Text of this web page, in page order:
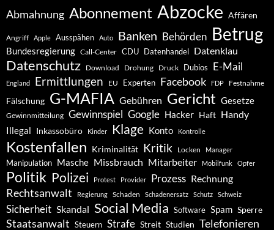
Abmahnung Abonnement Abzocke Affären
Angriff Apple Ausspähen Auto Banken Behörden Betrug
Bundesregierung Call-Center CDU Datenhandel Datenklau
Datenschutz Download Drohung Druck Dubios E-Mail
England Ermittlungen EU Experten Facebook FDP Festnahme
Fälschung G-MAFIA Gebühren Gericht Gesetze
Gewinnmitteilung Gewinnspiel Google Hacker Haft Handy
Illegal Inkassobüro Kinder Klage Konto Kontrolle
Kostenfallen Kriminalität Kritik Locken Manager
Manipulation Masche Missbrauch Mitarbeiter Mobilfunk Opfer
Politik Polizei Protest Provider Prozess Rechnung
Rechtsanwalt Regierung Schaden Schadenersatz Schutz Schweiz
Sicherheit Skandal Social Media Software Spam Sperre
Staatsanwalt Steuern Strafe Streit Studien Telefonieren